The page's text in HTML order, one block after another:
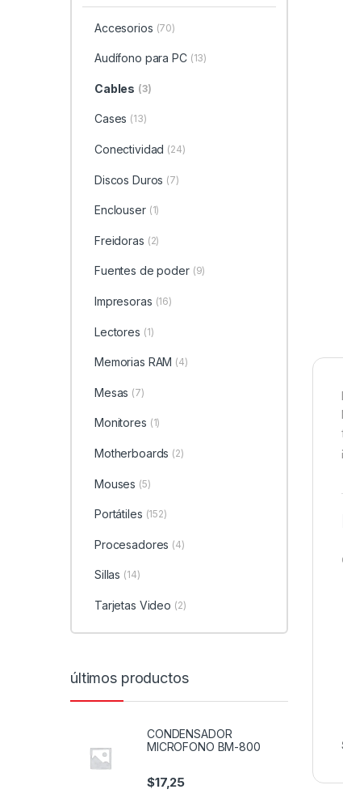
Accesorios (70)
Audífono para PC (13)
Cables (3)
Cases (13)
Conectividad (24)
Discos Duros (7)
Enclouser (1)
Freidoras (2)
Fuentes de poder (9)
Impresoras (16)
Lectores (1)
Memorias RAM (4)
Mesas (7)
Monitores (1)
Motherboards (2)
Mouses (5)
Portátiles (152)
Procesadores (4)
Sillas (14)
Tarjetas Video (2)
últimos productos
CONDENSADOR
MICROFONO BM-800
$17,25